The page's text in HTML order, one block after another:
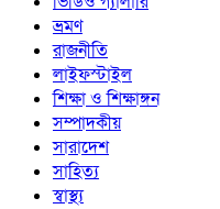
ভ্রমণ
রাজনীতি
লাইফস্টাইল
শিক্ষা ও শিক্ষাঙ্গন
সম্পাদকীয়
সারাদেশ
সাহিত্য
স্বাস্থ্য